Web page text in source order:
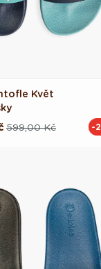
Květ
599,00 Kč -